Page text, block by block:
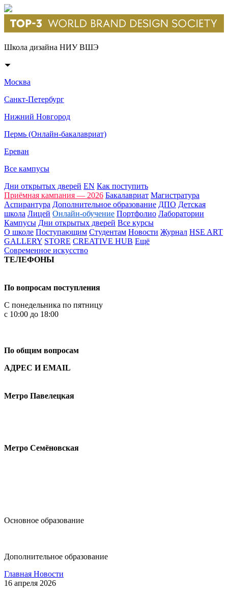
Школа дизайна НИУ ВШЭ
Москва
Санкт-Петербург
Нижний Новгород
Пермь (Онлайн-бакалавриат)
Ереван
Все кампусы
Дни открытых дверей EN Как поступить
Приёмная кампания — 2026 Бакалавриат Магистратура
Аспирантура Дополнительное образование ДПО Детская
школа Лицей Онлайн-обучение Портфолио Лаборатории
Кампусы Дни открытых дверей Все курсы
О школе Поступающим Студентам Новости Журнал HSE ART
GALLERY STORE CREATIVE HUB Ещё
Современное искусство
ТЕЛЕФОНЫ
По вопросам поступления
С понедельника по пятницу
с 10:00 до 18:00
По общим вопросам
АДРЕС И EMAIL
Метро Павелецкая
Метро Семёновская
Основное образование
Дополнительное образование
Главная Новости
16 апреля 2026